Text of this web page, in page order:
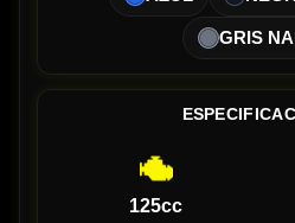
GRIS
125cc